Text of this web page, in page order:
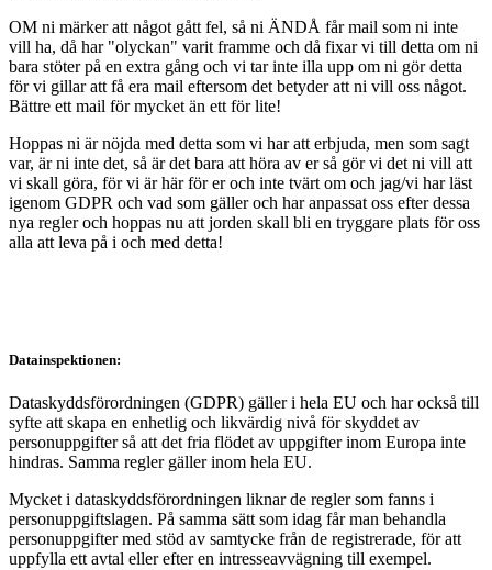
OM ni märker att något gått fel, så ni ÄNDÅ får mail som ni inte
vill ha, då har "olyckan" varit framme och då fixar vi till detta om ni
bara stöter på en extra gång och vi tar inte illa upp om ni gör detta
för vi gillar att få era mail eftersom det betyder att ni vill oss något.
Bättre ett mail för mycket än ett för lite!
Hoppas ni är nöjda med detta som vi har att erbjuda, men som sagt
var, är ni inte det, så är det bara att höra av er så gör vi det ni vill att
vi skall göra, för vi är här för er och inte tvärt om och jag/vi har läst
igenom GDPR och vad som gäller och har anpassat oss efter dessa
nya regler och hoppas nu att jorden skall bli en tryggare plats för oss
alla att leva på i och med detta!
Datainspektionen:
Dataskyddsförordningen (GDPR) gäller i hela EU och har också till
syfte att skapa en enhetlig och likvärdig nivå för skyddet av
personuppgifter så att det fria flödet av uppgifter inom Europa inte
hindras. Samma regler gäller inom hela EU.
Mycket i dataskyddsförordningen liknar de regler som fanns i
personuppgiftslagen. På samma sätt som idag får man behandla
personuppgifter med stöd av samtycke från de registrerade, för att
uppfylla ett avtal eller efter en intresseavvägning till exempel.